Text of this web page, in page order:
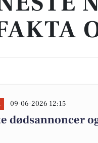
09-06-2026 12:15
dødsannoncer